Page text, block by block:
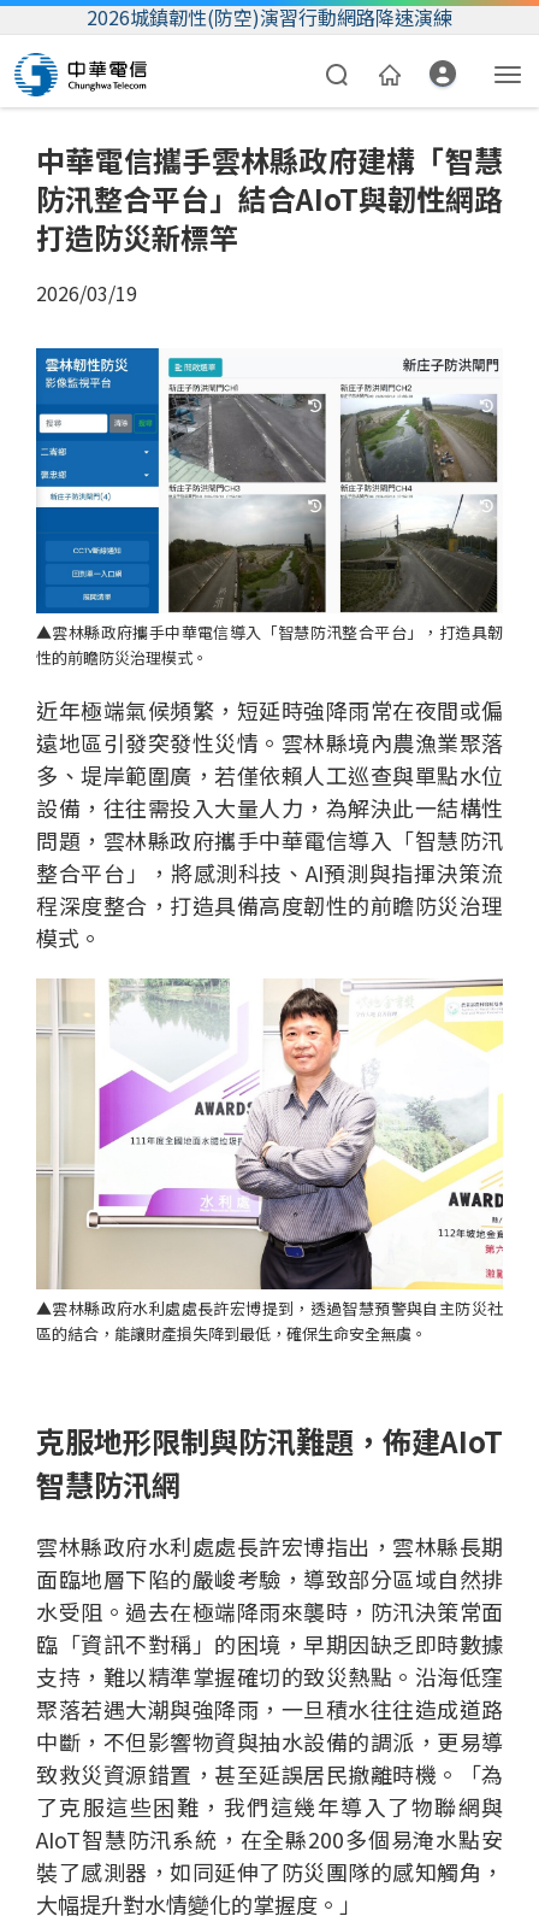
2026城鎮韌性(防空)演習行動網路降速演練
帳單繳費
我的帳號
個
人
家
庭
企
業
國
際
科
技
研
發
關
於
我
們
產品
中華電信攜手雲林縣政府建構「智慧
防汛整合平台」結合AIoT與韌性網路
打造防災新標竿
2026/03/19
▲雲林縣政府攜手中華電信導入「智慧防汛整合平台」，打造具韌
性的前瞻防災治理模式。
近年極端氣候頻繁，短延時強降雨常在夜間或偏
遠地區引發突發性災情。雲林縣境內農漁業聚落
多、堤岸範圍廣，若僅依賴人工巡查與單點水位
設備，往往需投入大量人力，為解決此一結構性
問題，雲林縣政府攜手中華電信導入「智慧防汛
整合平台」，將感測科技、AI預測與指揮決策流
程深度整合，打造具備高度韌性的前瞻防災治理
模式。
▲雲林縣政府水利處處長許宏博提到，透過智慧預警與自主防災社
區的結合，能讓財產損失降到最低，確保生命安全無虞。
克服地形限制與防汛難題，佈建AIoT
智慧防汛網
雲林縣政府水利處處長許宏博指出，雲林縣長期
面臨地層下陷的嚴峻考驗，導致部分區域自然排
水受阻。過去在極端降雨來襲時，防汛決策常面
臨「資訊不對稱」的困境，早期因缺乏即時數據
支持，難以精準掌握確切的致災熱點。沿海低窪
聚落若遇大潮與強降雨，一旦積水往往造成道路
中斷，不但影響物資與抽水設備的調派，更易導
致救災資源錯置，甚至延誤居民撤離時機。「為
了克服這些困難，我們這幾年導入了物聯網與
AIoT智慧防汛系統，在全縣200多個易淹水點安
裝了感測器，如同延伸了防災團隊的感知觸角，
大幅提升對水情變化的掌握度。」